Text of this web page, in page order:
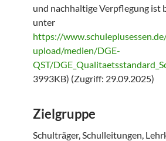
und nachhaltige Verpflegung ist
unter
https://
upload/medien/DGE-
QST/
3993KB) (Zugriff: 29.09.2025)
Zielgruppe
Schulträger, Schulleitungen,